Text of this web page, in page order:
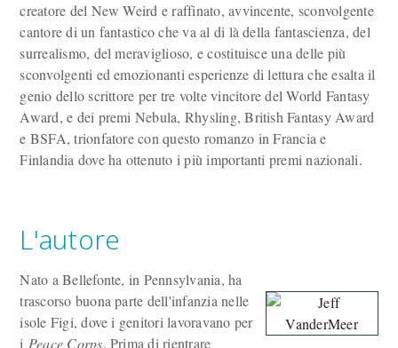
creatore del New Weird e raffinato, avvincente, sconvolgente
cantore di un fantastico che va al di là della fantascienza, del
surrealismo, del meraviglioso, e costituisce una delle più
sconvolgenti ed emozionanti esperienze di lettura che esalta il
genio dello scrittore per tre volte vincitore del World Fantasy
Award, e dei premi Nebula, Rhysling, British Fantasy Award
e BSFA, trionfatore con questo romanzo in Francia e
Finlandia dove ha ottenuto i più importanti premi nazionali.
L'autore
Nato a Bellefonte, in Pennsylvania, ha
trascorso buona parte dell'infanzia nelle
isole Figi, dove i genitori lavoravano per
i Peace Corps. Prima di rientrare